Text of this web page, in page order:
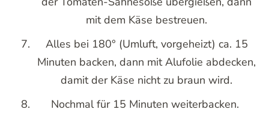
mit dem Käse bestreuen.
Alles bei 180° (Umluft, vorgeheizt) ca. 15
Minuten backen, dann mit Alufolie abdecken,
damit der Käse nicht zu braun wird.
Nochmal für 15 Minuten weiterbacken.